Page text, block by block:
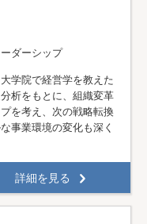
ダーシップ
学院で経営学を教えた
析をもとに、組織変革
を考え、次の戦略転換
事業環境の変化も深く
詳細を見る